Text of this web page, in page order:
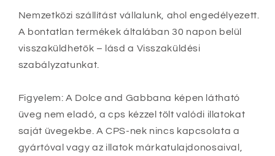
Nemzetközi szállítást vállalunk, ahol engedélyezett.
A bontatlan termékek általában 30 napon belül
visszaküldhetők – lásd a Visszaküldési
szabályzatunkat.
Figyelem: A Dolce and Gabbana képen látható
üveg nem eladó, a cps kézzel tölt valódi illatokat
saját üvegekbe. A CPS-nek nincs kapcsolata a
gyártóval vagy az illatok márkatulajdonosaival,